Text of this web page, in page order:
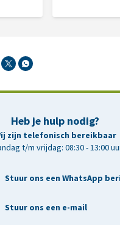
Heb je hulp nodig?
zijn telefonisch bereikbaar
t/m vrijdag: 08:30 - 13:00
Stuur ons een WhatsApp
Stuur ons een e-mail